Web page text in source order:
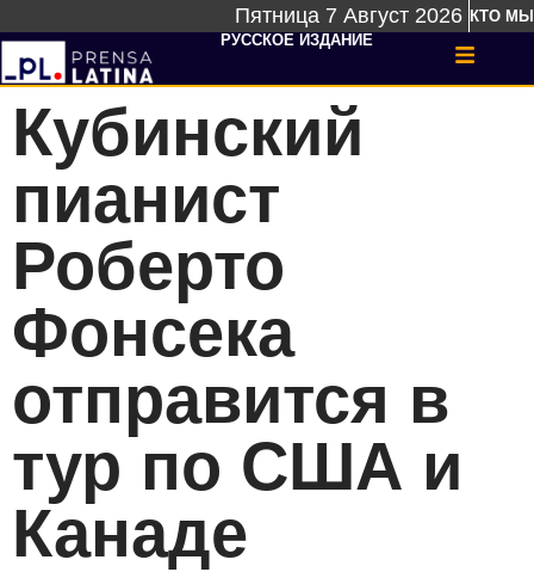
Пятница 7 Август 2026 КТО МЫ
РУССКОЕ ИЗДАНИЕ
Кубинский
пианист
Роберто
Фонсека
отправится в
тур по США и
Канаде